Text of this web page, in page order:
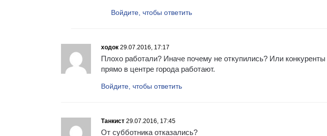
Войдите, чтобы ответить
ходок 29.07.2016, 17:17
Плохо работали? Иначе почему не откупились? Или
прямо в центре города работают.
Войдите, чтобы ответить
Танкист 29.07.2016, 17:45
От субботника отказались?